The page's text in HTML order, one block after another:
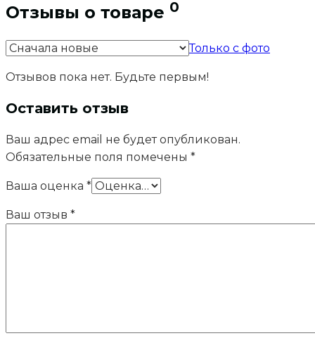
Отзывы о товаре 0
Только с фото
Отзывов пока нет. Будьте первым!
Оставить отзыв
Ваш адрес email не будет опубликован.
Обязательные поля помечены *
Ваша оценка *
Ваш отзыв *